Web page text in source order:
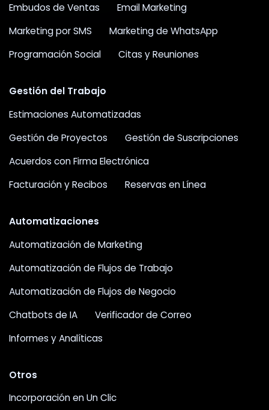
Embudos de Ventas
Email Marketing
Marketing por SMS
Marketing de WhatsApp
Programación Social
Citas y Reuniones
Gestión del Trabajo
Estimaciones Automatizadas
Gestión de Proyectos
Gestión de Suscripciones
Acuerdos con Firma Electrónica
Facturación y Recibos
Reservas en Línea
Automatizaciones
Automatización de Marketing
Automatización de Flujos de Trabajo
Automatización de Flujos de Negocio
Chatbots de IA
Verificador de Correo
Informes y Analíticas
Otros
Incorporación en Un Clic